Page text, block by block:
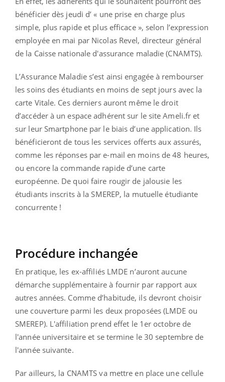
bénéficier dès jeudi d’ « une prise en charge plus
simple, plus rapide et plus efficace », selon l’expression
employée en mai par Nicolas Revel, directeur général
de la Caisse nationale d'assurance maladie (CNAMTS).
L’Assurance Maladie s’est ainsi engagée à rembourser
les soins des étudiants en moins de sept jours avec la
carte Vitale. Ces derniers auront même le droit
d’accéder à un espace adhérent sur le site Ameli.fr et
sur leur Smartphone par le biais d’une application. Ils
bénéficieront de tous les services offerts aux assurés,
comme les réponses par e-mail en moins de 48 heures,
ou encore la commande rapide d’une carte
européenne. De quoi faire rougir de jalousie les
étudiants inscrits à la SMEREP, la mutuelle étudiante
concurrente !
Procédure inchangée
En pratique, les ex-affiliés LMDE n’auront aucune
démarche supplémentaire à fournir par rapport aux
autres années. Comme d’habitude, ils devront choisir
une couverture parmi les deux proposées (LMDE ou
SMEREP). L'affiliation prend effet le 1er octobre de
l'année universitaire et se termine le 30 septembre de
l'année suivante.
Par ailleurs, la CNAMTS va mettre en place une cellule